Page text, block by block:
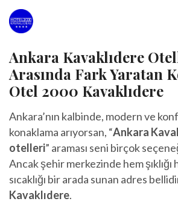
Ankara Kavaklıdere
Arasında Fark Yaratan
Otel 2000 Kavaklıdere
Ankara’nın kalbinde, modern ve
konaklama arıyorsan, “Ankara
otelleri” araması seni birçok
Ancak şehir merkezinde hem şıklığı
sıcaklığı bir arada sunan adres
Kavaklıdere.